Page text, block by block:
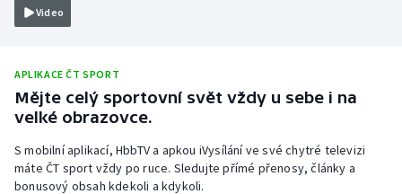
Ragby
Rychlobruslení
Rychlostní kanoistika
Video
APLIKACE ČT SPORT
Mějte celý sportovní svět vždy u sebe i na
velké obrazovce.
S mobilní aplikací, HbbTV a apkou iVysílání ve své chytré televizi
máte ČT sport vždy po ruce. Sledujte přímé přenosy, články a
bonusový obsah kdekoli a kdykoli.